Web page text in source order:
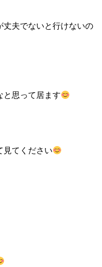
夫でないと行けないの
思って居ます
見てください